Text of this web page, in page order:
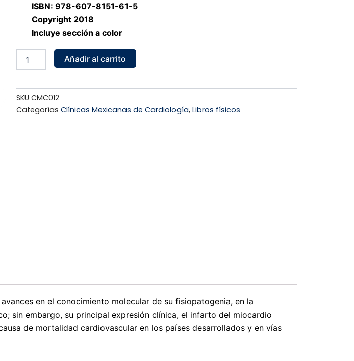
ISBN: 978-607-8151-61-5
Copyright 2018
Incluye sección a color
Cardiopatía
isquémica
cantidad
Añadir al carrito
SKU CMC012
Categorías Clínicas Mexicanas de Cardiología, Libros físicos
en el conocimiento molecular de su fisiopatogenia, en la
sin embargo, su principal expresión clínica, el infarto del miocardio
de mortalidad cardiovascular en los países desarrollados y en vías